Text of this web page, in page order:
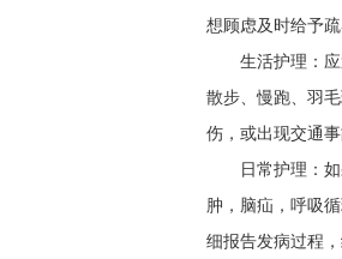
想顾虑及时给予
生活护理：
散步、慢跑、羽
伤，或出现交通
日常护理：
肿，脑疝，呼吸
细报告发病过程